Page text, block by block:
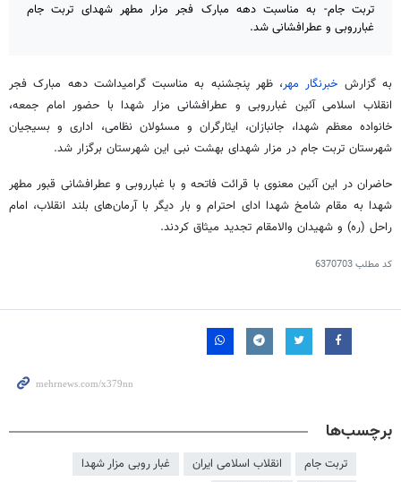
تربت جام- به مناسبت دهه مبارک فجر مزار مطهر شهدای تربت جام
غبارروبی و عطرافشانی شد.
به گزارش خبرنگار مهر، ظهر پنجشنبه به مناسبت گرامیداشت دهه مبارک فجر
انقلاب اسلامی آئین غبارروبی و عطرافشانی مزار شهدا با حضور امام جمعه،
خانواده معظم شهدا، جانبازان، ایثارگران و مسئولان نظامی، اداری و بسیجیان
شهرستان تربت جام در مزار شهدای بهشت نبی این شهرستان برگزار شد.
حاضران در این آئین معنوی با قرائت فاتحه و با غبارروبی و عطرافشانی قبور مطهر
شهدا به مقام شامخ شهدا ادای احترام و بار دیگر با آرمان‌های بلند انقلاب، امام
راحل (ره) و شهیدان والامقام تجدید میثاق کردند.
کد مطلب6370703
برچسب‌ها
تربت جام انقلاب اسلامی ایران
غبار روبی مزار شهدا